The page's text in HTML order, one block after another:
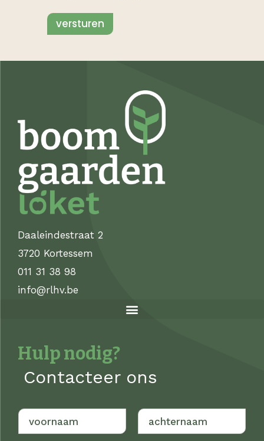
versturen
Daaleindestraat 2
3720 Kortessem
011 31 38 98
info@rlhv.be
Hulp nodig?
Contacteer ons